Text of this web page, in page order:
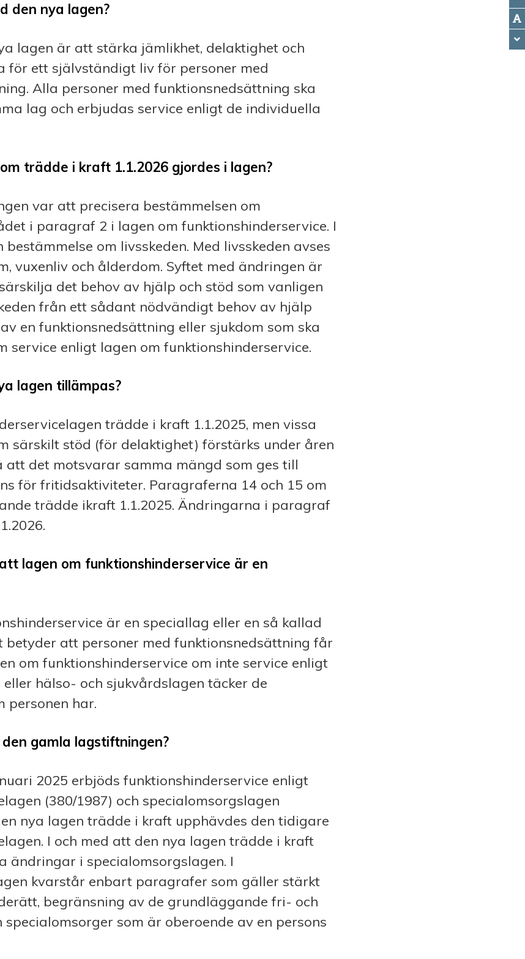
den nya lagen?
lagen är att stärka jämlikhet, delaktighet och
för ett självständigt liv för personer med
Alla personer med funktionsnedsättning ska
lag och erbjudas service enligt de individuella
trädde i kraft 1.1.2026 gjordes i lagen?
var att precisera bestämmelsen om
i paragraf 2 i lagen om funktionshinderservice. I
om livsskeden. Med livsskeden avses
vuxenliv och ålderdom. Syftet med ändringen är
det behov av hjälp och stöd som vanligen
från ett sådant nödvändigt behov av hjälp
en funktionsnedsättning eller sjukdom som ska
service enligt lagen om funktionshinderservice.
lagen tillämpas?
trädde i kraft 1.1.2025, men vissa
särskilt stöd (för delaktighet) förstärks under åren
att det motsvarar samma mängd som ges till
för fritidsaktiviteter. Paragraferna 14 och 15 om
trädde ikraft 1.1.2025. Ändringarna i paragraf
lagen om funktionshinderservice är en
är en speciallag eller en så kallad
betyder att personer med funktionsnedsättning får
om funktionshinderservice om inte service enligt
hälso- och sjukvårdslagen täcker de
personen har.
gamla lagstiftningen?
2025 erbjöds funktionshinderservice enligt
(380/1987) och specialomsorgslagen
nya lagen trädde i kraft upphävdes den tidigare
I och med att den nya lagen trädde i kraft
ändringar i specialomsorgslagen. I
kvarstår enbart paragrafer som gäller stärkt
begränsning av de grundläggande fri- och
som är oberoende av en persons